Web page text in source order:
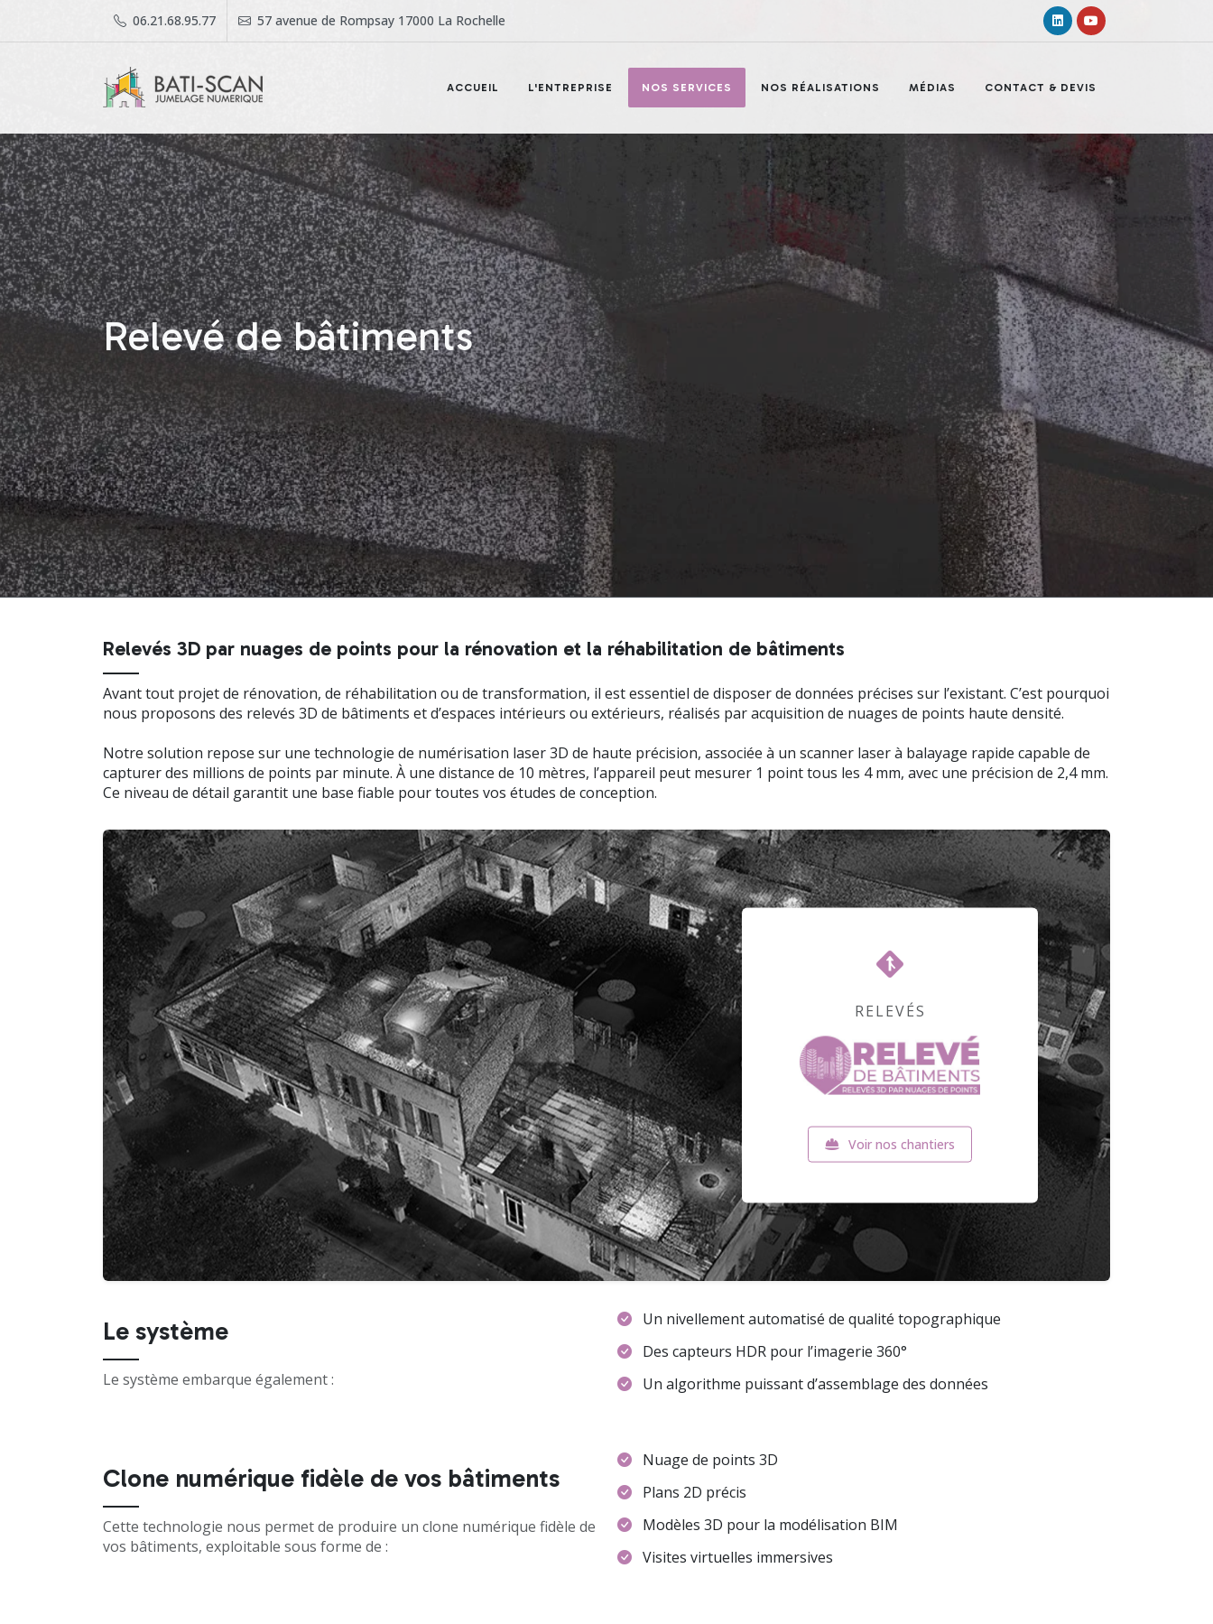
06.21.68.95.77 57 avenue de Rompsay 17000 La Rochelle
ACCUEIL L'ENTREPRISE NOS SERVICES NOS RÉALISATIONS MÉDIAS CONTACT & DEVIS
Relevé de bâtiments
Relevés 3D par nuages de points pour la rénovation et la réhabilitation de bâtiments
Avant tout projet de rénovation, de réhabilitation ou de transformation, il est essentiel de disposer de données précises sur l’existant. C’est pourquoi
nous proposons des relevés 3D de bâtiments et d’espaces intérieurs ou extérieurs, réalisés par acquisition de nuages de points haute densité.
Notre solution repose sur une technologie de numérisation laser 3D de haute précision, associée à un scanner laser à balayage rapide capable de
capturer des millions de points par minute. À une distance de 10 mètres, l’appareil peut mesurer 1 point tous les 4 mm, avec une précision de 2,4 mm.
Ce niveau de détail garantit une base fiable pour toutes vos études de conception.
RELEVÉS
Voir nos chantiers
Le système
Le système embarque également :
Un nivellement automatisé de qualité topographique
Des capteurs HDR pour l’imagerie 360°
Un algorithme puissant d’assemblage des données
Clone numérique fidèle de vos bâtiments
Cette technologie nous permet de produire un clone numérique fidèle de
vos bâtiments, exploitable sous forme de :
Nuage de points 3D
Plans 2D précis
Modèles 3D pour la modélisation BIM
Visites virtuelles immersives